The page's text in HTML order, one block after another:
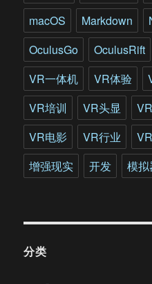
macOS
Markdown
OculusGo
OculusRift
VR一体机
VR体验
VR培训
VR头显
VR电影
VR行业
增强现实
开发 模拟
分类